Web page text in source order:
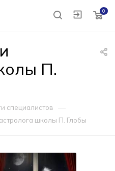
0
П.
специалистов —
школы П. Глобы